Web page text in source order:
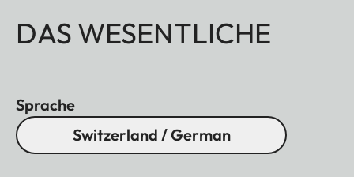
DAS WESENTLICHE
Sprache
Switzerland / German